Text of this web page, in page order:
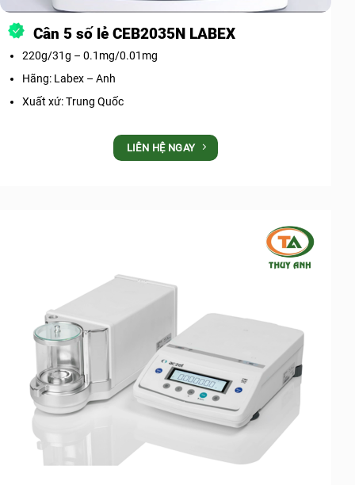
Cân 5 số lẻ CEB2035N LABEX
220g/31g – 0.1mg/0.01mg
Hãng: Labex – Anh
Xuất xứ: Trung Quốc
LIÊN HỆ NGAY